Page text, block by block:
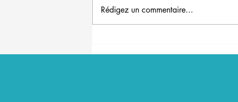
Rédigez un commentaire...